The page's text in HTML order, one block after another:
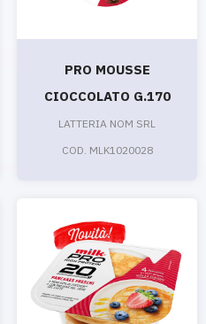
PRO MOUSSE
CIOCCOLATO G.170
LATTERIA NOM SRL
COD. MLK1020028